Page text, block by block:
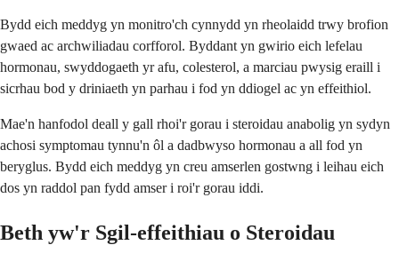
Bydd eich meddyg yn monitro'ch cynnydd yn rheolaidd trwy brofion
gwaed ac archwiliadau corfforol. Byddant yn gwirio eich lefelau
hormonau, swyddogaeth yr afu, colesterol, a marciau pwysig eraill i
sicrhau bod y driniaeth yn parhau i fod yn ddiogel ac yn effeithiol.
Mae'n hanfodol deall y gall rhoi'r gorau i steroidau anabolig yn sydyn
achosi symptomau tynnu'n ôl a dadbwyso hormonau a all fod yn
beryglus. Bydd eich meddyg yn creu amserlen gostwng i leihau eich
dos yn raddol pan fydd amser i roi'r gorau iddi.
Beth yw'r Sgil-effeithiau o Steroidau